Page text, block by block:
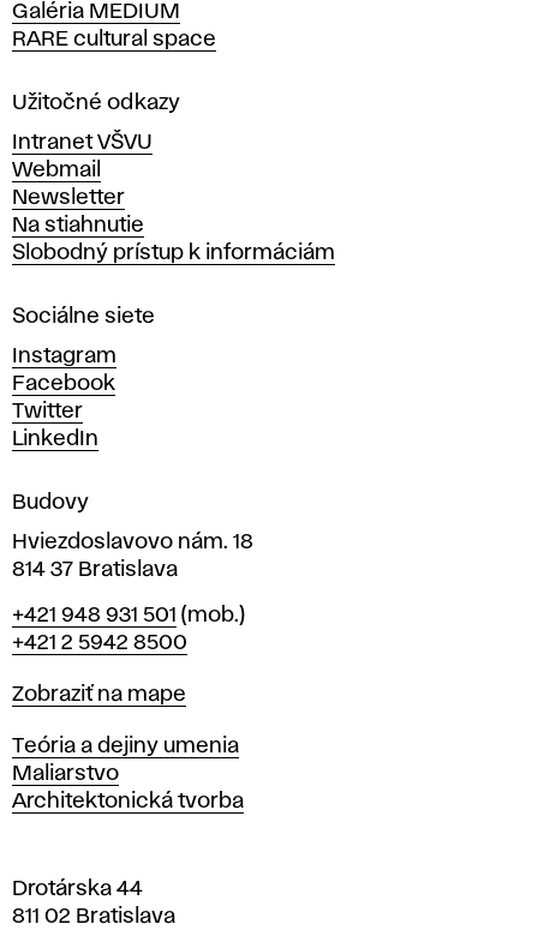
k
o
a
ý
t
v
a
r
ý
c
h
u
m
e
í
v
r
a
i
l
a
v
Galéria MEDIUM
RARE cultural space
Užitočné odkazy
Intranet VŠVU
Webmail
Newsletter
Na stiahnutie
Slobodný prístup k informáciám
Sociálne siete
Instagram
Facebook
Twitter
LinkedIn
Budovy
Hviezdoslavovo nám. 18
814 37 Bratislava
Telefón
+421 948 931 501 (mob.)
+421 2 5942 8500
Mapa
Zobraziť na mape
Katedry
Teória a dejiny umenia
Maliarstvo
Architektonická tvorba
Drotárska 44
811 02 Bratislava